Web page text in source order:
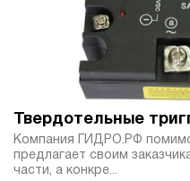
Твердотельные
Компания ГИДРО.РФ
предлагает своим
части, а конкре...